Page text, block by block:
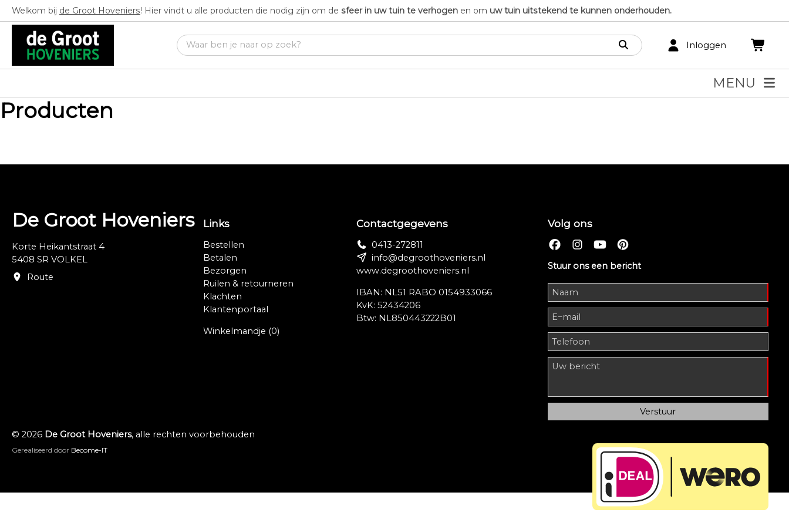
Welkom bij de Groot Hoveniers! Hier vindt u alle producten die nodig zijn om de sfeer in uw tuin te verhogen en om uw tuin uitstekend te kunnen onderhouden.
Inloggen
MENU
Producten
De Groot Hoveniers
Korte Heikantstraat 4
5408 SR VOLKEL
Route
Links
Bestellen
Betalen
Bezorgen
Ruilen & retourneren
Klachten
Klantenportaal
Winkelmandje (0)
Contactgegevens
0413-272811
info@degroothoveniers.nl
www.degroothoveniers.nl
IBAN: NL51 RABO 0154933066
KvK: 52434206
Btw: NL850443222B01
Volg ons
Stuur ons een bericht
© 2026 De Groot Hoveniers, alle rechten voorbehouden
Gerealiseerd door Become-IT